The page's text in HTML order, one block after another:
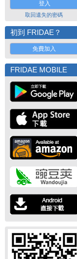
取回遺失的密碼
初到 FRIDAE？
免費加入
FRIDAE MOBILE